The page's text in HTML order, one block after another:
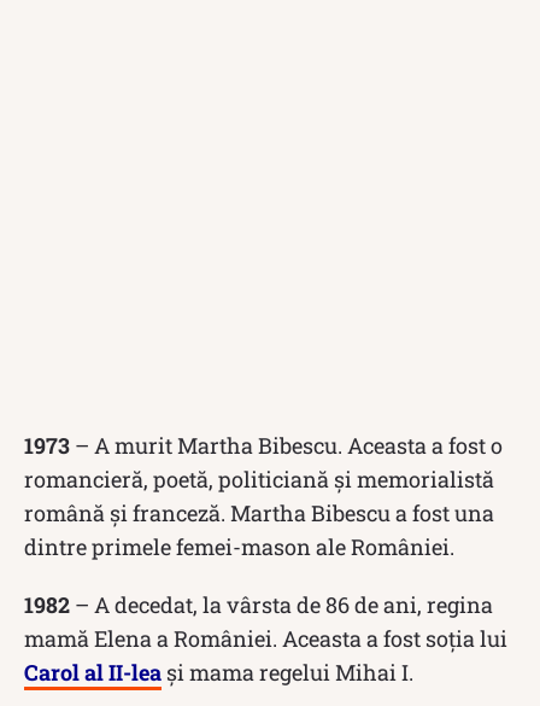
1973 – A murit Martha Bibescu. Aceasta a fost o
romancieră, poetă, politiciană și memorialistă
română și franceză. Martha Bibescu a fost una
dintre primele femei-mason ale României.
1982 – A decedat, la vârsta de 86 de ani, regina
mamă Elena a României. Aceasta a fost soția lui
Carol al II-lea și mama regelui Mihai I.